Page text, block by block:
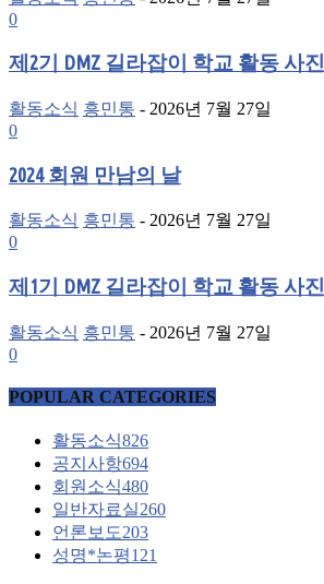
0
제2기 DMZ 길라잡이 학교 활동 사진
활동소식 흥민통 - 2026년 7월 27일
0
2024 회원 만남의 날
활동소식 흥민통 - 2026년 7월 27일
0
제1기 DMZ 길라잡이 학교 활동 사진
활동소식 흥민통 - 2026년 7월 27일
0
POPULAR CATEGORIES
활동소식826
공지사항694
회원소식480
일반자료실260
언론보도203
성명*논평121